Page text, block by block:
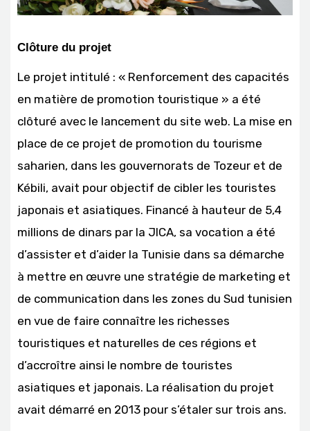
Clôture du projet
Le projet intitulé : « Renforcement des capacités
en matière de promotion touristique » a été
clôturé avec le lancement du site web. La mise en
place de ce projet de promotion du tourisme
saharien, dans les gouvernorats de Tozeur et de
Kébili, avait pour objectif de cibler les touristes
japonais et asiatiques. Financé à hauteur de 5,4
millions de dinars par la JICA, sa vocation a été
d’assister et d’aider la Tunisie dans sa démarche
à mettre en œuvre une stratégie de marketing et
de communication dans les zones du Sud tunisien
en vue de faire connaître les richesses
touristiques et naturelles de ces régions et
d’accroître ainsi le nombre de touristes
asiatiques et japonais. La réalisation du projet
avait démarré en 2013 pour s’étaler sur trois ans.